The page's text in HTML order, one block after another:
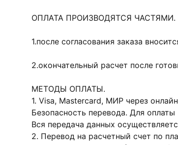
ОПЛАТА ПРОИЗВОДЯТСЯ ЧАСТЯМИ.
1.после согласования заказа
2.окончательный расчет после
МЕТОДЫ ОПЛАТЫ.
1. Visa, Mastercard, МИР через
Безопасность перевода. Для
Вся передача данных
2. Перевод на расчетный счет по